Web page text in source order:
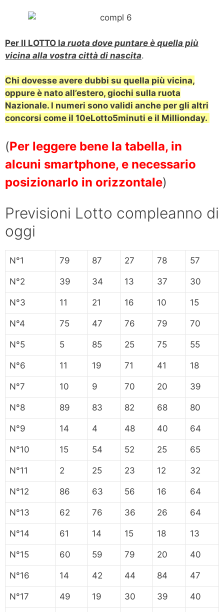
Per Il LOTTO la ruota dove puntare è quella più
vicina alla vostra città di nascita.
Chi dovesse avere dubbi su quella più vicina,
oppure è nato all’estero, giochi sulla ruota
Nazionale. I numeri sono validi anche per gli altri
concorsi come il 10eLotto5minuti e il Millionday.
(Per leggere bene la tabella, in
alcuni smartphone, e necessario
posizionarlo in orizzontale)
Previsioni Lotto compleanno di
oggi
N°1 79 87 27 78 57
N°2 39 34 13 37 30
N°3 11 21 16 10 15
N°4 75 47 76 79 70
N°5 5 85 25 75 55
N°6 11 19 71 41 18
N°7 10 9 70 20 39
N°8 89 83 82 68 80
N°9 14 4 48 40 64
N°10 15 54 52 25 65
N°11 2 25 23 12 32
N°12 86 63 56 16 64
N°13 62 76 36 26 64
N°14 61 14 15 18 13
N°15 60 59 79 20 40
N°16 14 42 44 84 47
N°17 49 19 30 39 40